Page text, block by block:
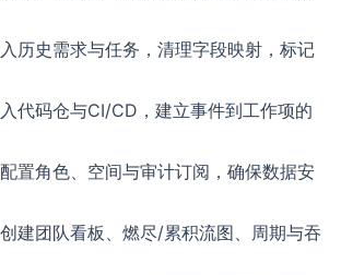
历史需求与任务，清理字段映射，标记
代码仓与CI/CD，建立事件到工作项的
置角色、空间与审计订阅，确保数据安
建团队看板、燃尽/累积流图、周期与吞